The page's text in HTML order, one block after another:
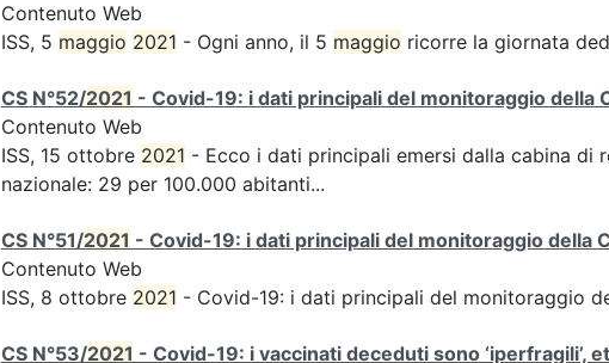
Contenuto Web
ISS, 5 maggio 2021 - Ogni anno, il 5 maggio ricorre la giornata
CS N°52/2021 - Covid-19: i dati principali del monitoraggio della
Contenuto Web
ISS, 15 ottobre 2021 - Ecco i dati principali emersi dalla cabina di
nazionale: 29 per 100.000 abitanti...
CS N°51/2021 - Covid-19: i dati principali del monitoraggio della
Contenuto Web
ISS, 8 ottobre 2021 - Covid-19: i dati principali del monitoraggio
CS N°53/2021 - Covid-19: i vaccinati deceduti sono ‘iperfragili’,